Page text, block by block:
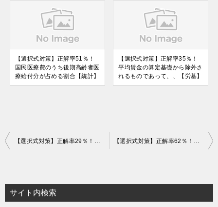
【選択式対策】正解率51％！
国民医療費のうち後期高齢者医
療給付分が占める割合【統計】
【選択式対策】正解率35％！
平均賃金の算定基礎から除外さ
れるものであって、、【労基】
投
ビ
ゲ
サイト内検索